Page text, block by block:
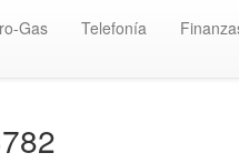
Gas Telefonía